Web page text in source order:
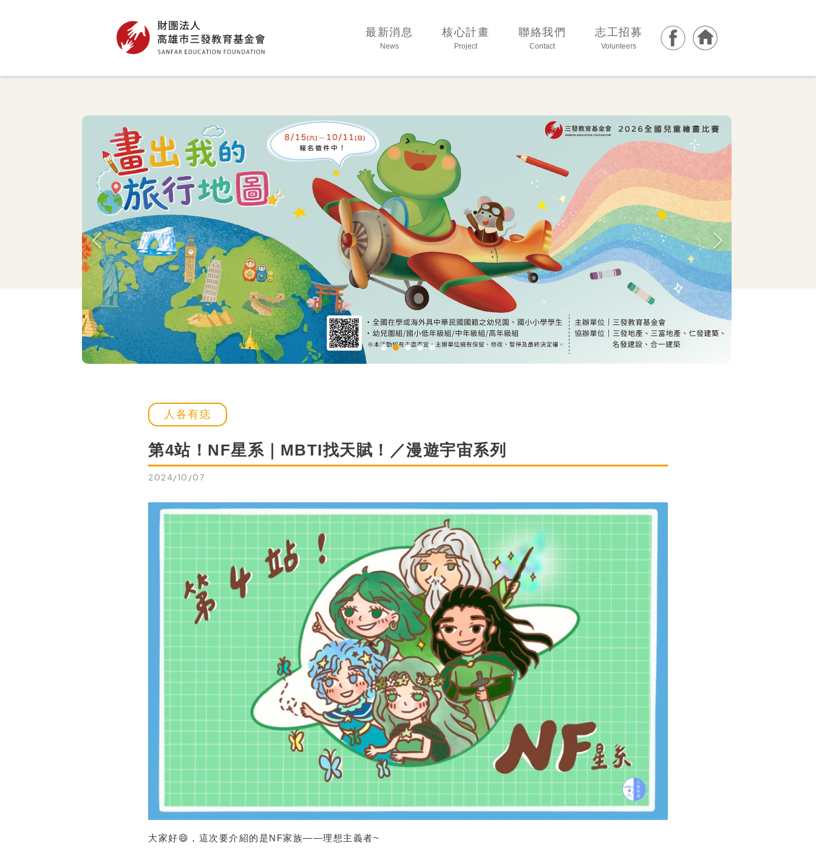
高雄市三發教育基金會 最新消息
News
核心計畫
Project
聯絡我們
Contact
志工招募
Volunteers
人各有痣
第4站！NF星系｜MBTI找天賦！／漫遊宇宙系列
2024/10/07
大家好😄，這次要介紹的是NF家族——理想主義者~